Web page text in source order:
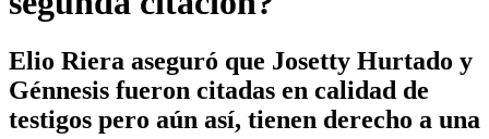
Elio Riera aseguró que Josetty Hurtado y
Génnesis fueron citadas en calidad de
testigos pero aún así, tienen derecho a una